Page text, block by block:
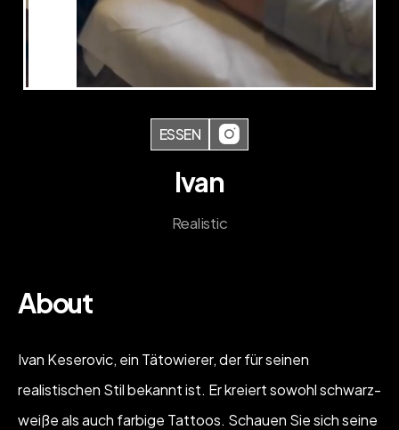
ESSEN
Ivan
Realistic
About
Ivan Keserovic, ein Tätowierer, der für seinen
realistischen Stil bekannt ist. Er kreiert sowohl schwarz-
weiße als auch farbige Tattoos. Schauen Sie sich seine